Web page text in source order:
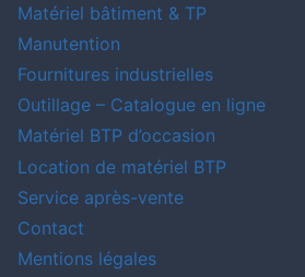
Matériel bâtiment & TP
Manutention
Fournitures industrielles
Outillage – Catalogue en ligne
Matériel BTP d’occasion
Location de matériel BTP
Service après-vente
Contact
Mentions légales